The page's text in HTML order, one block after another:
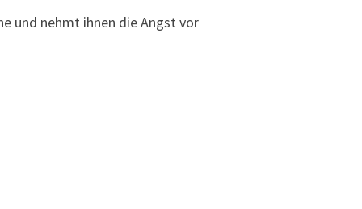
und nehmt ihnen die Angst vor